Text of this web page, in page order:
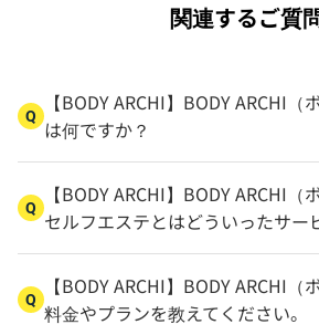
関連するご質
Q
【BODY ARCHI】BODY ARCHI（
は何ですか？
Q
【BODY ARCHI】BODY ARCHI（
セルフエステとはどういったサー
Q
【BODY ARCHI】BODY ARCHI（
料金やプランを教えてください。